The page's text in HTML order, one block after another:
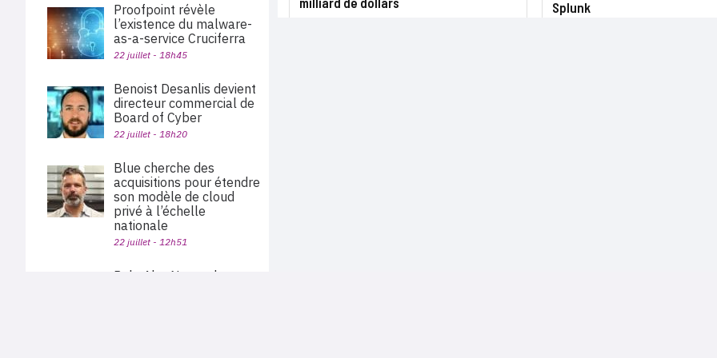
Splunk
Proofpoint révèle
l’existence du malware-
as-a-service Cruciferra
22 juillet - 18h45
Benoist Desanlis devient
directeur commercial de
Board of Cyber
22 juillet - 18h20
Blue cherche des
acquisitions pour étendre
son modèle de cloud
privé à l’échelle
nationale
22 juillet - 12h51
Palo Alto Networks va